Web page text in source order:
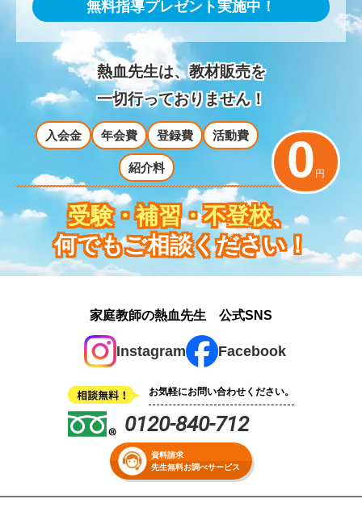
無料指導プレゼント実施中！
熱血先生は、教材販売を
一切行っておりません！
入会金 年会費 登録費 活動費
紹介料 0 円
受験・補習・不登校、
何でもご相談ください！
家庭教師の熱血先生 公式SNS
Instagram Facebook
お気軽にお問い合わせください。
0120-840-712
資料請求
先生無料お調べサービス